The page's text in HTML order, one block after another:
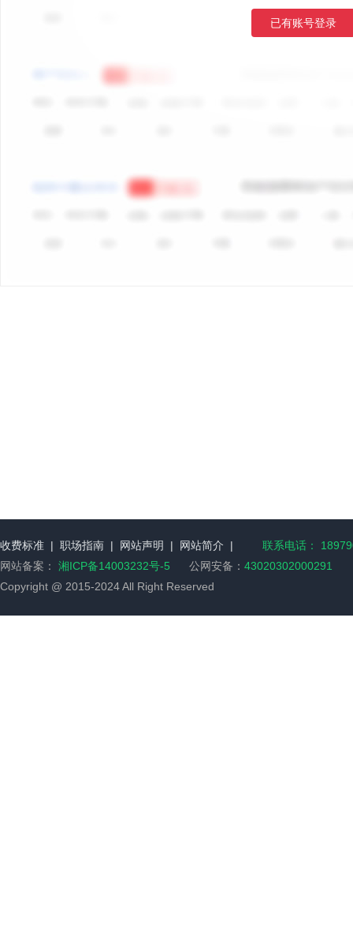
已有账号登录
收费标准 | 职场指南 | 网站声明 | 网站简介 |
联系电话：
网站备案： 湘ICP备14003232号-5 公网安备： 43020302000291
Copyright @ 2015-2024 All Right Reserved